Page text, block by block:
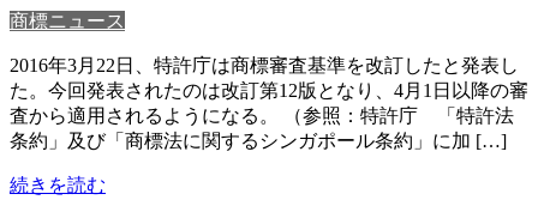
商標ニュース
2016年3月22日、特許庁は商標審査基準を改訂したと発表し
た。今回発表されたのは改訂第12版となり、4月1日以降の審
査から適用されるようになる。 （参照：特許庁 「特許法
条約」及び「商標法に関するシンガポール条約」に加 […]
続きを読む